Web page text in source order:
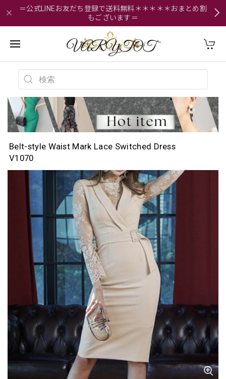
＝公式LINEお友だち登録で送料無料＊＊＊＊＊おまとめ割
もございます＝
Belt-style Waist Mark Lace Switched Dress
V1070